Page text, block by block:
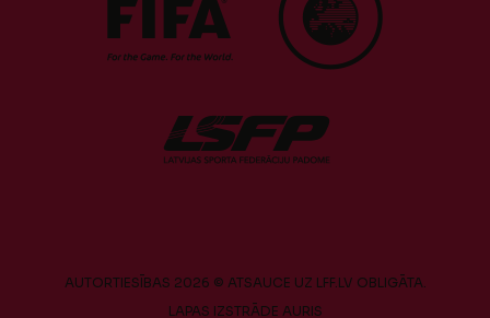
AUTORTIESĪBAS 2026 © ATSAUCE UZ LFF.LV OBLIGĀTA.
LAPAS IZSTRĀDE AURIS